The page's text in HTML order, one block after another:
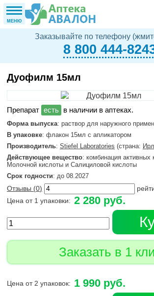
МЕНЮ
Заказывайте по телефону
8 800 444-
Дуофилм 15мл
в наличии в аптеках.
Форма выпуска: раствор для наружного
В упаковке: флакон 15мл с апликатором
Производитель: Stiefel Laboratories (страна:
Действующее вещество: комбинация активных
Молочной кислоты и Салициловой кислоты
Срок годности: до 08.2027
Отзывы (0)
Цена от 1 упаковки: 2 280 руб.
Заказать в 1
Цена от 2 упаковок: 1 990 руб.